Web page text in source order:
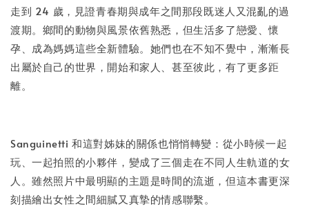
走到 24 歲，見證青春期與成年之間那段既迷人又混亂的過
渡期。鄉間的動物與風景依舊熟悉，但生活多了戀愛、懷
孕、成為媽媽這些全新體驗。她們也在不知不覺中，漸漸長
出屬於自己的世界，開始和家人、甚至彼此，有了更多距
離。
Sanguinetti 和這對姊妹的關係也悄悄轉變：從小時候一起
玩、一起拍照的小夥伴，變成了三個走在不同人生軌道的女
人。雖然照片中最明顯的主題是時間的流逝，但這本書更深
刻描繪出女性之間細膩又真摯的情感聯繫。